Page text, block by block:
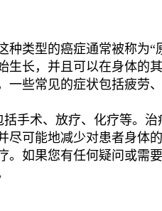
类型的癌症通常被称为
长，并且可以在身体的其
些常见的症状包括疲劳
手术、放疗、化疗等。
可能地减少对患者身体的
如果您有任何疑问或需